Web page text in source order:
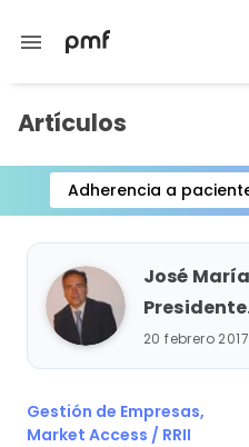
menu
Artículos
Adherencia a
Item
1
15
José
20 febrero 2017
Gestión de Empresas,
Market Access / RRII